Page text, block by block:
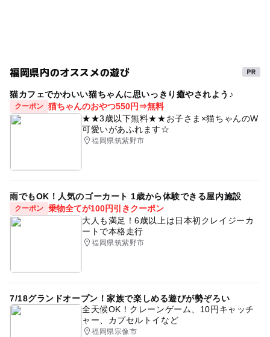
福岡県内のオススメの遊び
猫カフェでかわいい猫ちゃんに思いっきり癒やされよう♪
クーポン 猫ちゃんのおやつ550円⇒無料
★★3歳以下無料★★お子さま×猫ちゃんのW
可愛いがあふれます☆
福岡県筑紫野市
雨でもOK！人気のゴーカート 1歳から体験できる屋内施設
クーポン 乗物全てが100円引きクーポン
大人も満足！6歳以上は日本初クレイジーカ
ートで本格走行
福岡県筑紫野市
7/18グランドオープン！家族で楽しめる遊びが勢ぞろい
全天候OK！クレーンゲーム、10円キャッチ
ャー、カプセルトイなど
福岡県宗像市